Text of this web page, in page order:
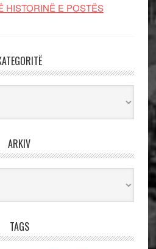
HISTORINË E POSTËS
ARKIV
TAGS